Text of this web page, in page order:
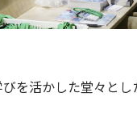
を活かした堂々とし